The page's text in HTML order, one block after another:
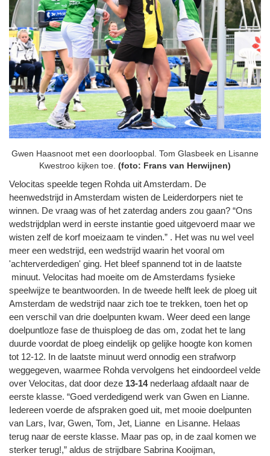
Gwen Haasnoot met een doorloopbal. Tom Glasbeek en Lisanne
Kwestroo kijken toe. (foto: Frans van Herwijnen)
Velocitas speelde tegen Rohda uit Amsterdam. De
heenwedstrijd in Amsterdam wisten de Leiderdorpers niet te
winnen. De vraag was of het zaterdag anders zou gaan? “Ons
wedstrijdplan werd in eerste instantie goed uitgevoerd maar we
wisten zelf de korf moeizaam te vinden.” . Het was nu wel veel
meer een wedstrijd, een wedstrijd waarin het vooral om
'achterverdedigen' ging. Het bleef spannend tot in de laatste
minuut. Velocitas had moeite om de Amsterdams fysieke
speelwijze te beantwoorden. In de tweede helft leek de ploeg uit
Amsterdam de wedstrijd naar zich toe te trekken, toen het op
een verschil van drie doelpunten kwam. Weer deed een lange
doelpuntloze fase de thuisploeg de das om, zodat het te lang
duurde voordat de ploeg eindelijk op gelijke hoogte kon komen
tot 12-12. In de laatste minuut werd onnodig een strafworp
weggegeven, waarmee Rohda vervolgens het eindoordeel velde
over Velocitas, dat door deze 13-14nederlaag afdaalt naar de
eerste klasse. “Goed verdedigend werk van Gwen en Lianne.
Iedereen voerde de afspraken goed uit, met mooie doelpunten
van Lars, Ivar, Gwen, Tom, Jet, Lianne en Lisanne. Helaas
terug naar de eerste klasse. Maar pas op, in de zaal komen we
sterker terug!,” aldus de strijdbare Sabrina Kooijman,